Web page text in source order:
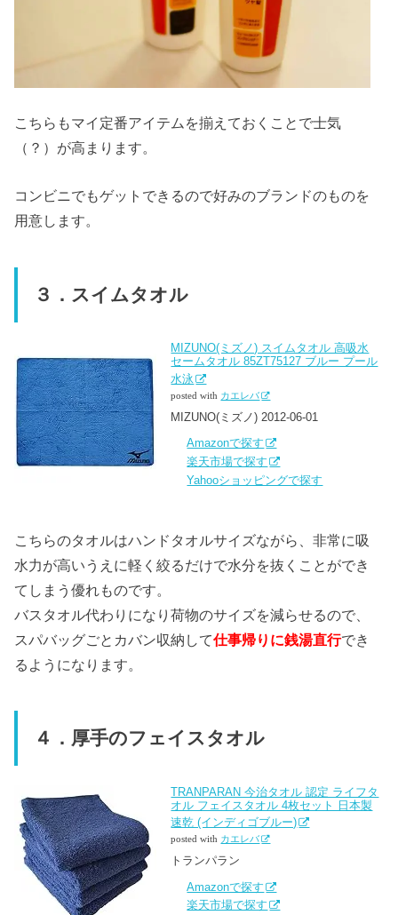
こちらもマイ定番アイテムを揃えておくことで士気
（？）が高まります。
コンビニでもゲットできるので好みのブランドのものを
用意します。
３．スイムタオル
MIZUNO(ミズノ) スイムタオル 高吸水
セームタオル 85ZT75127 ブルー プール
水泳
posted with カエレバ
MIZUNO(ミズノ) 2012-06-01
Amazonで探す
楽天市場で探す
Yahooショッピングで探す
こちらのタオルはハンドタオルサイズながら、非常に吸
水力が高いうえに軽く絞るだけで水分を抜くことができ
てしまう優れものです。
バスタオル代わりになり荷物のサイズを減らせるので、
スパバッグごとカバン収納して仕事帰りに銭湯直行でき
るようになります。
４．厚手のフェイスタオル
TRANPARAN 今治タオル 認定 ライフタ
オル フェイスタオル 4枚セット 日本製
速乾 (インディゴブルー)
posted with カエレバ
トランパラン
Amazonで探す
楽天市場で探す